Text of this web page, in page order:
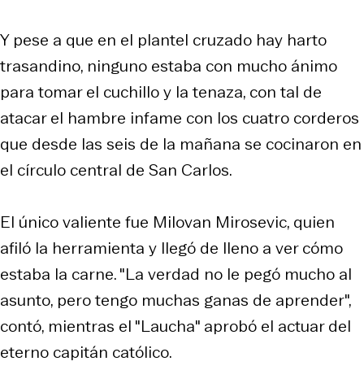
Y pese a que en el plantel cruzado hay harto
trasandino, ninguno estaba con mucho ánimo
para tomar el cuchillo y la tenaza, con tal de
atacar el hambre infame con los cuatro corderos
que desde las seis de la mañana se cocinaron en
el círculo central de San Carlos.
El único valiente fue Milovan Mirosevic, quien
afiló la herramienta y llegó de lleno a ver cómo
estaba la carne. "La verdad no le pegó mucho al
asunto, pero tengo muchas ganas de aprender",
contó, mientras el "Laucha" aprobó el actuar del
eterno capitán católico.